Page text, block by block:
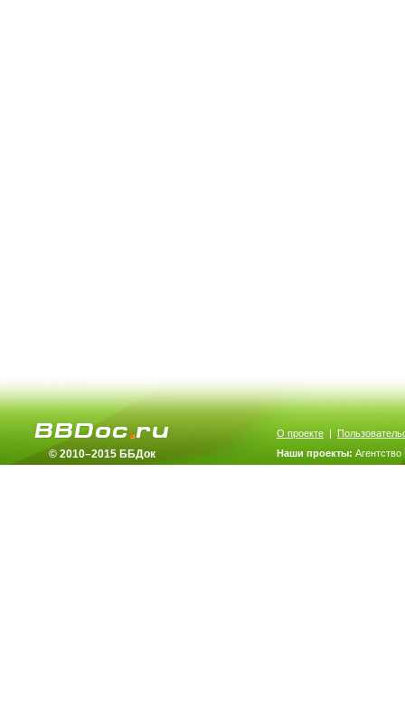
© 2010–2015 ББДок
О проекте |
Наши проекты: